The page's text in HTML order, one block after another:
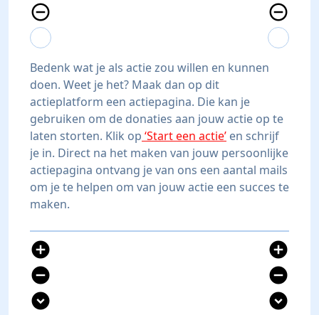
remove_circle_outline
expand_more
expand_less
remove_circle_outline
expand_more
expand_less
Bedenk wat je als actie zou willen en kunnen
doen. Weet je het? Maak dan op dit
actieplatform een actiepagina. Die kan je
gebruiken om de donaties aan jouw actie op te
laten storten. Klik op ‘Start een actie’ en schrijf
je in. Direct na het maken van jouw persoonlijke
actiepagina ontvang je van ons een aantal mails
om je te helpen om van jouw actie een succes te
maken.
add_circle
remove_circle
expand_circle_down
add_circle
remove_circle
expand_circle_down